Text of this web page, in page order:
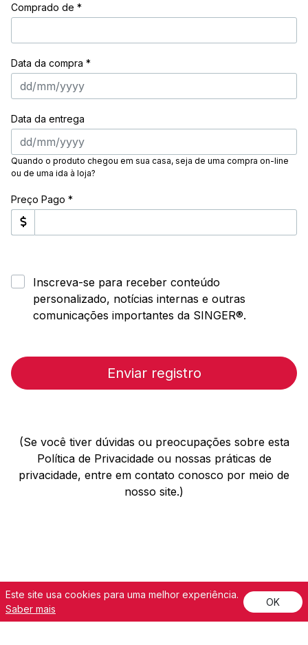
Comprado de *
Data da compra *
Data da entrega
Quando o produto chegou em sua casa, seja de uma compra on-line
ou de uma ida à loja?
Preço Pago *
Inscreva-se para receber conteúdo
personalizado, notícias internas e outras
comunicações importantes da SINGER®.
Enviar registro
(Se você tiver dúvidas ou preocupações sobre esta
Política de Privacidade ou nossas práticas de
privacidade, entre em contato conosco por meio de
nosso site.)
©2026 The Singer Company Limited S.a.r.l. Todos os direitos
reservados.SINGER e o design do “S” em forma de broche são marcas
Este site usa cookies para uma melhor experiência.
Saber mais
OK